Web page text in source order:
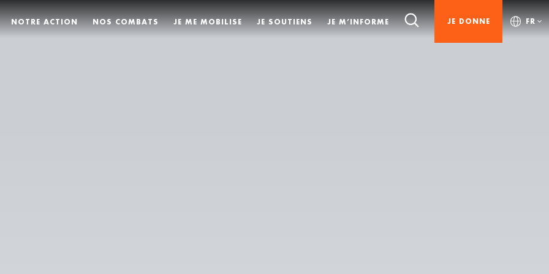
NOTRE ACTION NOS COMBATS JE ME MOBILISE JE SOUTIENS JE M’INFORME JE DONNE FR